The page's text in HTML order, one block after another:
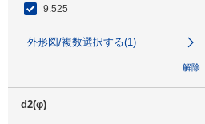
9.525
外形図/複数選択する(1)
解除
d2(φ)